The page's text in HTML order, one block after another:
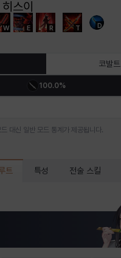
블레어 비앙카 비형
알론소
히스이
W E R T D
코발트
100.0%
대신 일반 모드 통계가 제공됩니다.
트 특성 전술 스킬